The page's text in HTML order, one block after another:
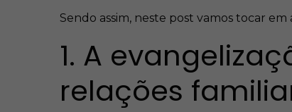
Sendo assim, neste post vamos tocar
1. A
relações